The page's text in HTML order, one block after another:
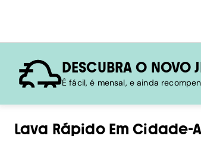
DESCUBRA O NOVO
É fácil, é mensal, e ainda
Lava RápidoEmCidade-